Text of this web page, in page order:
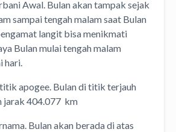
Awal. Bulan akan tampak sejak
sampai tengah malam saat Bulan
langit bisa menikmati
Bulan mulai tengah malam
hari.
apogee. Bulan di titik terjauh
jarak 404.077 km
Bulan akan berada di atas